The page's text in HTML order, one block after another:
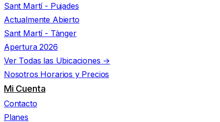
Sant Martí - Pujades
Actualmente Abierto
Sant Martí - Tànger
Apertura 2026
Ver Todas las Ubicaciones →
Nosotros Horarios y Precios
Mi Cuenta
Contacto
Planes